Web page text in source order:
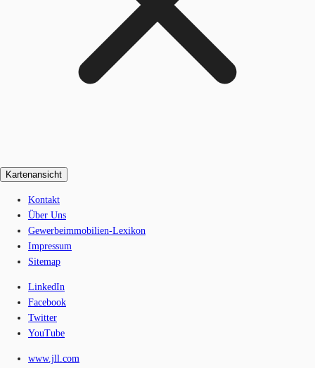
Kartenansicht
Kontakt
Über Uns
Gewerbeimmobilien-Lexikon
Impressum
Sitemap
LinkedIn
Facebook
Twitter
YouTube
www.jll.com